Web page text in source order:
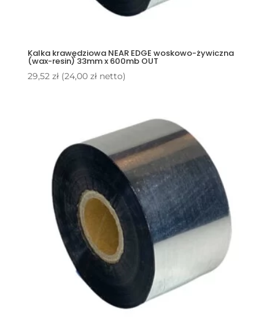
Kalka krawędziowa NEAR EDGE woskowo-żywiczna
(wax-resin) 33mm x 600mb OUT
29,52 zł (24,00 złnetto)